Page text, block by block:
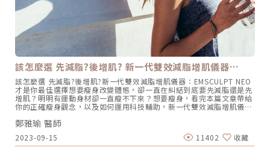
輕、變漂亮，楊心怡院長就會化身心靈導師，鼓勵她「我希望你是自己
想要變更好，以自己為出發點，而不是為了跟別人證明甚麼！最好的諮
詢服務，是從傾聽開始，包括術後的關懷、追蹤，才能贏得客戶的信
任。 圖/芯漾皮膚科提供在聊天中了解他們內在的需求，把顧客變朋
友，芯漾甚至成為很多媽媽們ME TIME時間的好去處！平時忙於家務、
帶小孩，就把每個月來這裡做治療的兩個小時，當成是給自己好好呼吸
的療癒時光。當然，診所內隱私性極高的空間，媲美五星級飯店、彷彿
自家一般開放式的客廳和中島，也讓他們可以好好釋放壓力。舒適隱密
的空間、低調雅緻的活淨，讓他們把這裡當成可以喘息、放鬆的空間，
外表和內心一起變美麗。圖/芯漾皮膚科提供全民「瘋」體雕，芯漾率
先引進新科技身為醫美市場的第一線，楊心怡院長很清楚各種療程推陳
出新，很多設備大概兩到三年就是一個週期，有的甚至更短。「大家都
說我很瘋！」採購新設備幾乎可以用任性來形容，毫不誇張的說，診所
裡很多機器的價格，都可以在彰化買一棟房子了！但不管引進任何儀
器、技術，最大的原則，一定是要自己有興趣、喜歡而且想做，也放心
讓家人來做；尤其注重安全性、有效性。像她引進最近因為體雕盛行，
連志玲姊姊都搶先嘗試的EMSCULPT NEO熱磁減脂時，就特別注重實
該怎麼選 先減脂?後增肌? 新一代雙效減脂增肌儀器…
該怎麼選 先減脂?後增肌?新一代雙效減脂增肌儀器：EMSCULPT NEO
才是你最佳選擇想要瘦身改變體態，卻一直在糾結到底要先減脂還是先
增肌？明明有運動身材卻一直瘦不下來？想要瘦身，看完本篇文章帶給
你的正確瘦身觀念，以及如何運用科技輔助，新一代雙效減脂增肌儀
器：EMSCULPT NEO來輔助雕塑體態。瘦身都只做半套，減脂增肌不
是誰先誰後，同時進行才有效！三十歲後不只膠原蛋白開始流失，基礎
代謝率也會下降，肌肉也會以每年1%的速度流失，造成脂肪囤積的問
題，男生脂肪容易囤積在上半身（腹部、胸部等部位），而女性則是容
易囤積在下半身（腰、臀等部位），加上缺乏運動使肌肉量減少，基礎
鄭雅瑜 醫師
2023-09-15 11402 收藏